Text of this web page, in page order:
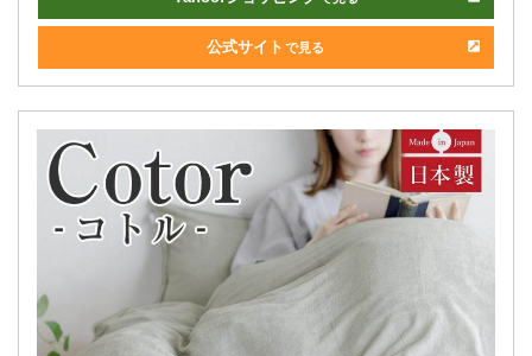
公式サイト で見る